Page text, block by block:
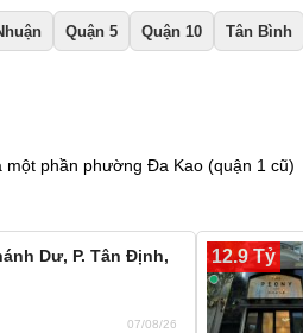
Quận 5 Quận 10 Tân Bình
phần phường Đa Kao (quận 1 cũ)
Dư, P. Tân Định,
07/08/26
12.9 Tỷ